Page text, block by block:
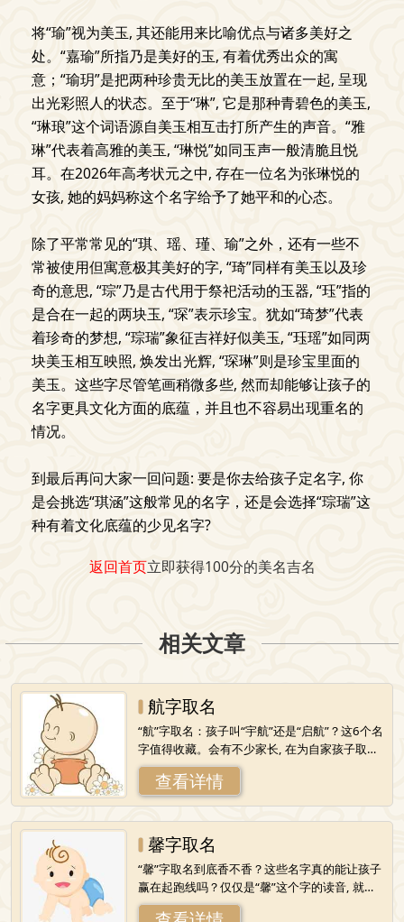
将“瑜”视为美玉, 其还能用来比喻优点与诸多美好之
处。“嘉瑜”所指乃是美好的玉, 有着优秀出众的寓
意；“瑜玥”是把两种珍贵无比的美玉放置在一起, 呈现
出光彩照人的状态。至于“琳”, 它是那种青碧色的美玉,
“琳琅”这个词语源自美玉相互击打所产生的声音。“雅
琳”代表着高雅的美玉, “琳悦”如同玉声一般清脆且悦
耳。在2026年高考状元之中, 存在一位名为张琳悦的
女孩, 她的妈妈称这个名字给予了她平和的心态。
除了平常常见的“琪、瑶、瑾、瑜”之外，还有一些不
常被使用但寓意极其美好的字, “琦”同样有美玉以及珍
奇的意思, “琮”乃是古代用于祭祀活动的玉器, “珏”指的
是合在一起的两块玉, “琛”表示珍宝。犹如“琦梦”代表
着珍奇的梦想, “琮瑞”象征吉祥好似美玉, “珏瑶”如同两
块美玉相互映照, 焕发出光辉, “琛琳”则是珍宝里面的
美玉。这些字尽管笔画稍微多些, 然而却能够让孩子的
名字更具文化方面的底蕴，并且也不容易出现重名的
情况。
到最后再问大家一回问题: 要是你去给孩子定名字, 你
是会挑选“琪涵”这般常见的名字，还是会选择“琮瑞”这
种有着文化底蕴的少见名字?
返回首页立即获得100分的美名吉名
相关文章
航字取名
“航”字取名：孩子叫“宇航”还是“启航”？这6个名
字值得收藏。会有不少家长, 在为自家孩子取名
字的时候, 脑海里都会浮现出“航”这个字。此字
所蕴含的意思是志向宏
查看详情
馨字取名
“馨”字取名到底香不香？这些名字真的能让孩子
赢在起跑线吗？仅仅是“馨”这个字的读音, 就能
使人心头产生一种柔软的感觉。它原本的意思